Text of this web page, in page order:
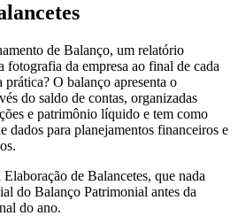
de Balanço, um relatório
fotografia da empresa ao final de cada
O balanço apresenta o
do saldo de contas, organizadas
e patrimônio líquido e tem como
dados para planejamentos financeiros e
de Balancetes, que nada
do Balanço Patrimonial antes da
do ano.